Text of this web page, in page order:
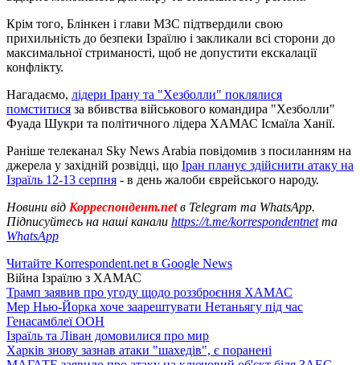
Крім того, Блінкен і глави МЗС підтвердили свою
прихильність до безпеки Ізраїлю і закликали всі сторони до
максимальної стриманості, щоб не допустити екскалації
конфлікту.
Нагадаємо, лідери Ірану та "Хезболли" поклялися
помститися за вбивства військового командира "Хезболли"
Фуада Шукри та політичного лідера ХАМАС Ісмаїла Ханії.
Раніше телеканал Sky News Arabia повідомив з посиланням на
джерела у західній розвідці, що Іран планує здійснити атаку на
Ізраїль 12-13 серпня - в день жалоби єврейського народу.
Новини від Корреспондент.netв Telegram та WhatsApp.
Підписуйтесь на наші канали https://t.me/korrespondentnetта
WhatsApp
Читайте Korrespondent.net в Google News
Війна Ізраїлю з ХАМАС
Трамп заявив про угоду щодо роззброєння ХАМАС
Мер Нью-Йорка хоче заарештувати Нетаньягу під час
Генасамблеї ООН
Ізраїль та Ліван домовилися про мир
Харків знову зазнав атаки "шахедів", є поранені